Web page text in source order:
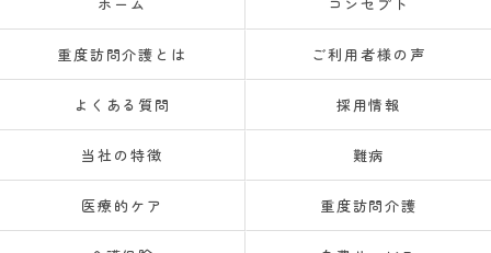
重度訪問介護とは ご利用者様の声
よくある質問 採用情報
当社の特徴 難病
医療的ケア 重度訪問介護